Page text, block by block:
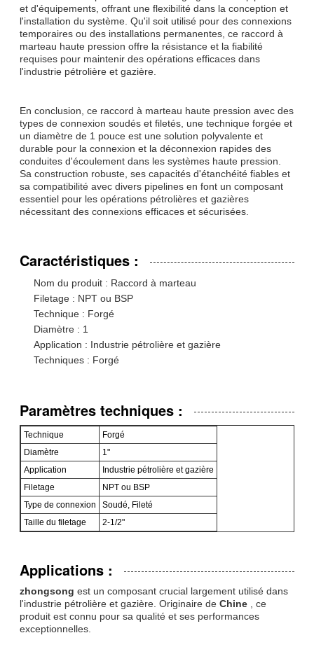
et d'équipements, offrant une flexibilité dans la conception et
l'installation du système. Qu'il soit utilisé pour des connexions
temporaires ou des installations permanentes, ce raccord à
marteau haute pression offre la résistance et la fiabilité
requises pour maintenir des opérations efficaces dans
l'industrie pétrolière et gazière.
En conclusion, ce raccord à marteau haute pression avec des
types de connexion soudés et filetés, une technique forgée et
un diamètre de 1 pouce est une solution polyvalente et
durable pour la connexion et la déconnexion rapides des
conduites d'écoulement dans les systèmes haute pression.
Sa construction robuste, ses capacités d'étanchéité fiables et
sa compatibilité avec divers pipelines en font un composant
essentiel pour les opérations pétrolières et gazières
nécessitant des connexions efficaces et sécurisées.
Caractéristiques :
Nom du produit : Raccord à marteau
Filetage : NPT ou BSP
Technique : Forgé
Diamètre : 1
Application : Industrie pétrolière et gazière
Techniques : Forgé
Paramètres techniques :
Technique
Forgé
Diamètre
1"
Application
Industrie pétrolière et gazière
Filetage
NPT ou BSP
Type de connexion
Soudé, Fileté
Taille du filetage
2-1/2"
Applications :
zhongsong est un composant crucial largement utilisé dans
l'industrie pétrolière et gazière. Originaire de Chine
, ce
produit est connu pour sa qualité et ses performances
exceptionnelles.